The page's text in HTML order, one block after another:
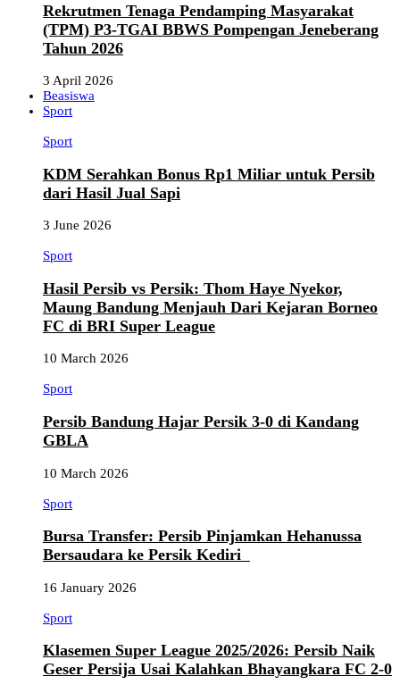
Rekrutmen Tenaga Pendamping Masyarakat
(TPM) P3-TGAI BBWS Pompengan Jeneberang
Tahun 2026
3 April 2026
Beasiswa
Sport
Sport
KDM Serahkan Bonus Rp1 Miliar untuk Persib
dari Hasil Jual Sapi
3 June 2026
Sport
Hasil Persib vs Persik: Thom Haye Nyekor,
Maung Bandung Menjauh Dari Kejaran Borneo
FC di BRI Super League
10 March 2026
Sport
Persib Bandung Hajar Persik 3-0 di Kandang
GBLA
10 March 2026
Sport
Bursa Transfer: Persib Pinjamkan Hehanussa
Bersaudara ke Persik Kediri
16 January 2026
Sport
Klasemen Super League 2025/2026: Persib Naik
Geser Persija Usai Kalahkan Bhayangkara FC 2-0